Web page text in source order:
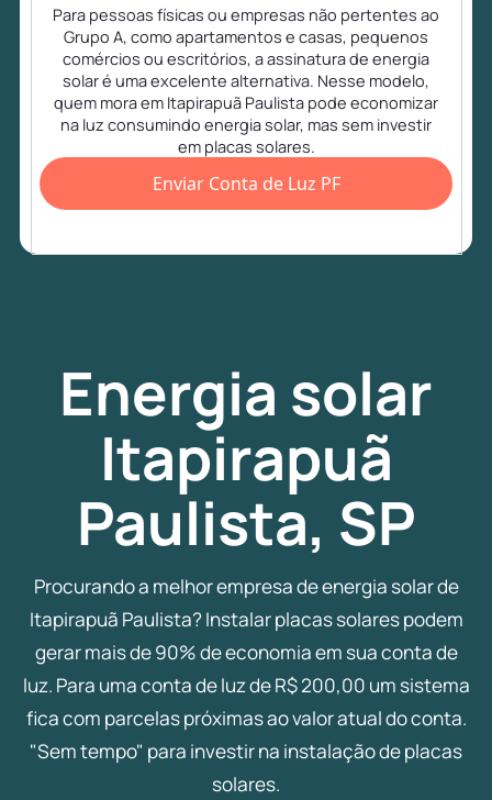
Para pessoas físicas ou empresas não pertentes ao
Grupo A, como apartamentos e casas, pequenos
comércios ou escritórios, a assinatura de energia
solar é uma excelente alternativa. Nesse modelo,
quem mora em Itapirapuã Paulista pode economizar
na luz consumindo energia solar, mas sem investir
em placas solares.
Enviar Conta de Luz PF
Energia solar
Itapirapuã
Paulista, SP
Procurando a melhor empresa de energia solar de
Itapirapuã Paulista? Instalar placas solares podem
gerar mais de 90% de economia em sua conta de
luz. Para uma conta de luz de R$ 200,00 um sistema
fica com parcelas próximas ao valor atual do conta.
"Sem tempo" para investir na instalação de placas
solares.